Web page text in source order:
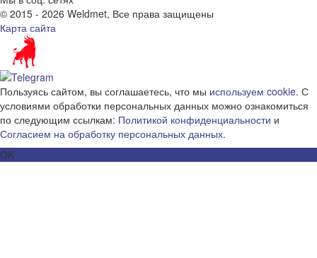
© 2015 - 2026 Weldmet, Все права защищены
Карта сайта
Пользуясь сайтом, вы соглашаетесь, что мы используем cookie. С
условиями обработки персональных данных можно ознакомиться
по следующим ссылкам: Политикой конфиденциальности и
Согласием на обработку персональных данных.
OK